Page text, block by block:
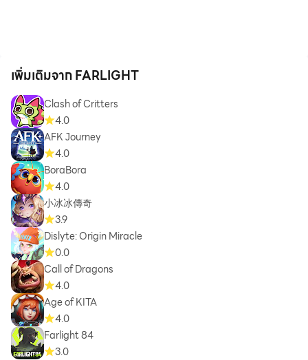
เพิ่มเติมจาก FARLIGHT
Clash of Critters
4.0
AFK Journey
4.0
BoraBora
4.0
小冰冰傳奇
3.9
Dislyte: Origin Miracle
0.0
Call of Dragons
4.0
Age of KITA
4.0
Farlight 84
3.0